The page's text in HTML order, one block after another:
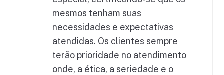
mesmos tenham suas
necessidades e expectativas
atendidas. Os clientes sempre
terão prioridade no atendimento
onde, a ética, a seriedade e o